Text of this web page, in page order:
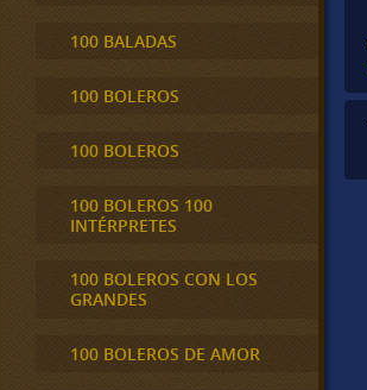
100 BALADAS
100 BOLEROS
100 BOLEROS
100 BOLEROS 100
INTÉRPRETES
100 BOLEROS CON LOS
GRANDES
100 BOLEROS DE AMOR